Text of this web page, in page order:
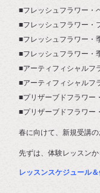
■フレッシュフラワー・
■フレッシュフラワー・
■フレッシュフラワー・
■フレッシュフラワー・
■アーティフィシャルフ
■アーティフィシャルフ
■プリザーブドフラワー
■プリザーブドフラワー
春に向けて、新規受講の
先ずは、体験レッスンか
レッスンスケジュール